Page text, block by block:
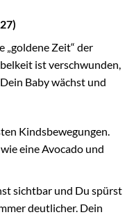
„goldene Zeit“ der
ist verschwunden,
Baby wächst und
Kindsbewegungen.
eine Avocado und
sichtbar und Du spürst
deutlicher. Dein